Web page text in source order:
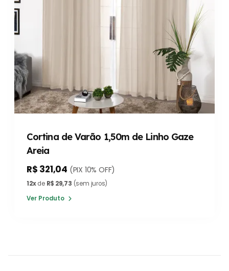
Cortina de Varão 1,50m de Linho Gaze
Areia
R$ 321,04 (PIX 10% OFF)
12xde R$ 29,73 (sem juros)
Ver Produto